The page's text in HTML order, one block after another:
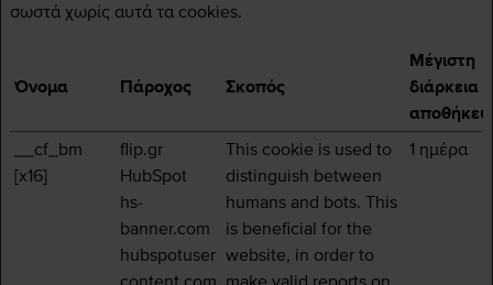
σωστά χωρίς αυτά τα cookies.
Όνομα Πάροχος Σκοπός
Μέγιστη
διάρκεια
__cf_bm
[x16]
flip.gr
HubSpot
hs-
banner.com
hubspotuser
This cookie is used to
distinguish between
humans and bots. This
is beneficial for the
website, in order to
1 ημέρα